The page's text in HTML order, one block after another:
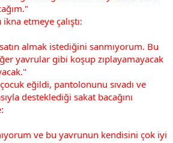
etmeye çalıştı:
almak istediğini sanmıyorum. Bu
yavrular gibi koşup zıplayamayacak
eğildi, pantolonunu sıvadı ve
desteklediği sakat bacağını
ve bu yavrunun kendisini çok iyi